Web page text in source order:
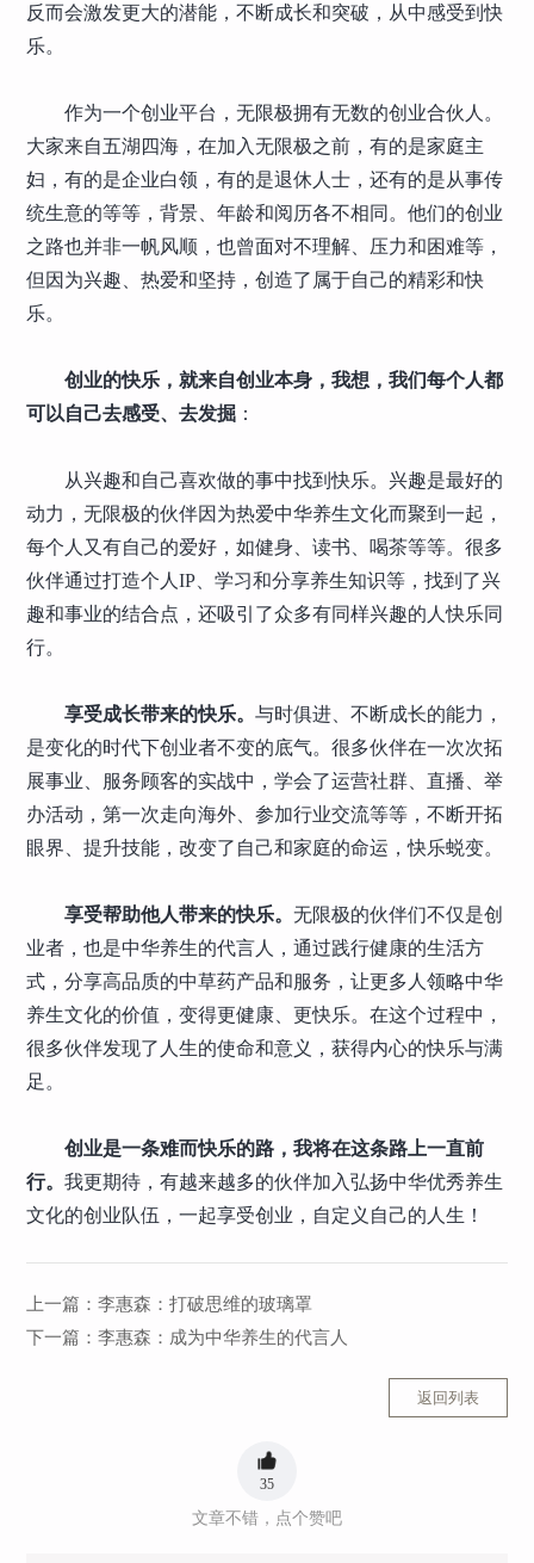
反而会激发更大的潜能，不断成长和突破，从中感受到快
乐。
作为一个创业平台，无限极拥有无数的创业合伙人。
大家来自五湖四海，在加入无限极之前，有的是家庭主
妇，有的是企业白领，有的是退休人士，还有的是从事传
统生意的等等，背景、年龄和阅历各不相同。他们的创业
之路也并非一帆风顺，也曾面对不理解、压力和困难等，
但因为兴趣、热爱和坚持，创造了属于自己的精彩和快
乐。
创业的快乐，就来自创业本身，我想，我们每个人都
可以自己去感受、去发掘 ：
从兴趣和自己喜欢做的事中找到快乐。兴趣是最好的
动力，无限极的伙伴因为热爱中华养生文化而聚到一起，
每个人又有自己的爱好，如健身、读书、喝茶等等。很多
伙伴通过打造个人IP、学习和分享养生知识等，找到了兴
趣和事业的结合点，还吸引了众多有同样兴趣的人快乐同
行。
享受成长带来的快乐。与时俱进、不断成长的能力，
是变化的时代下创业者不变的底气。很多伙伴在一次次拓
展事业、服务顾客的实战中，学会了运营社群、直播、举
办活动，第一次走向海外、参加行业交流等等，不断开拓
眼界、提升技能，改变了自己和家庭的命运，快乐蜕变。
享受帮助他人带来的快乐。无限极的伙伴们不仅是创
业者，也是中华养生的代言人，通过践行健康的生活方
式，分享高品质的中草药产品和服务，让更多人领略中华
养生文化的价值，变得更健康、更快乐。在这个过程中，
很多伙伴发现了人生的使命和意义，获得内心的快乐与满
足。
创业是一条难而快乐的路 ，我将在这条路上一直前
行。我更期待，有越来越多的伙伴加入弘扬中华优秀养生
文化的创业队伍，一起享受创业，自定义自己的人生！
上一篇：李惠森：打破思维的玻璃罩
下一篇：李惠森：成为中华养生的代言人
返回列表
35
文章不错，点个赞吧